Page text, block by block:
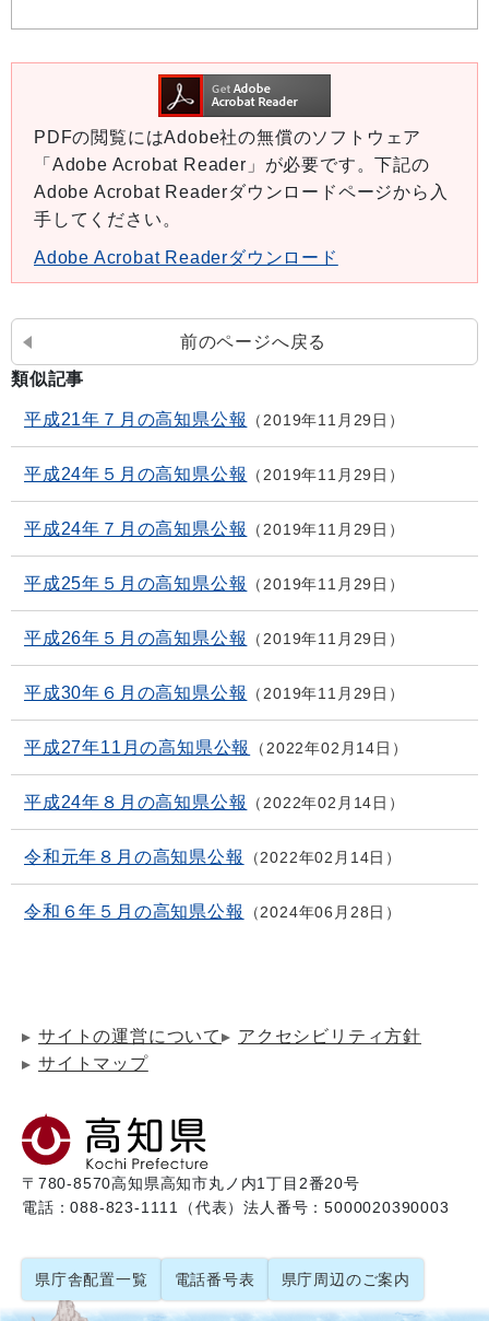
PDFの閲覧にはAdobe社の無償のソフトウェア
「Adobe Acrobat Reader」が必要です。下記の
Adobe Acrobat Readerダウンロードページから入
手してください。
Adobe Acrobat Readerダウンロード
前のページへ戻る
類似記事
平成21年７月の高知県公報 2019年11月29日
平成24年５月の高知県公報 2019年11月29日
平成24年７月の高知県公報 2019年11月29日
平成25年５月の高知県公報 2019年11月29日
平成26年５月の高知県公報 2019年11月29日
平成30年６月の高知県公報 2019年11月29日
平成27年11月の高知県公報 2022年02月14日
平成24年８月の高知県公報 2022年02月14日
令和元年８月の高知県公報 2022年02月14日
令和６年５月の高知県公報 2024年06月28日
サイトの運営について
アクセシビリティ方針
サイトマップ
〒780-8570高知県高知市丸ノ内1丁目2番20号
電話：088-823-1111（代表）法人番号：5000020390003
県庁舎配置一覧 電話番号表 県庁周辺のご案内